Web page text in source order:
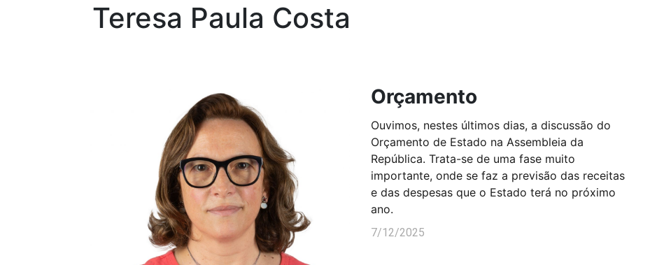
Teresa Paula Costa
Orçamento
Ouvimos, nestes últimos dias, a discussão do
Orçamento de Estado na Assembleia da
República. Trata-se de uma fase muito
importante, onde se faz a previsão das receitas
e das despesas que o Estado terá no próximo
ano.
7/12/2025